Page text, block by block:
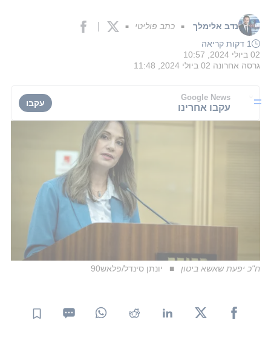
נדב אלימלך ■ כתב פוליטי ■
1 דקות קריאה
02 ביולי 2024, 10:57
גרסה אחרונה 02 ביולי 2024, 11:48
Google News
עקבו אחרינו עקבו
ח"כ יפעת שאשא ביטון יונתן סינדל/פלאש90